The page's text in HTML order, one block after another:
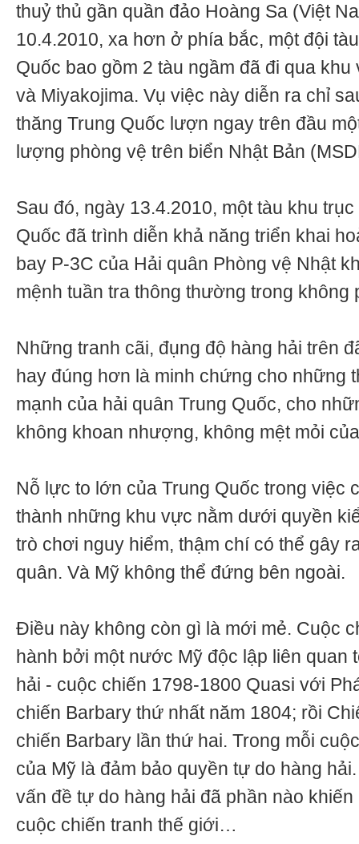
thuỷ thủ gần quần đảo Hoàng Sa (Việt
10.4.2010, xa hơn ở phía bắc, một đội
Quốc bao gồm 2 tàu ngầm đã đi qua
và Miyakojima. Vụ việc này diễn ra chỉ
thăng Trung Quốc lượn ngay trên đầu
lượng phòng vệ trên biển Nhật Bản
Sau đó, ngày 13.4.2010, một tàu khu
Quốc đã trình diễn khả năng triển khai
bay P-3C của Hải quân Phòng vệ Nhật
mệnh tuần tra thông thường trong không
Những tranh cãi, đụng độ hàng hải trên
hay đúng hơn là minh chứng cho những
mạnh của hải quân Trung Quốc, cho
không khoan nhượng, không mệt mỏi
Nỗ lực to lớn của Trung Quốc trong việc
thành những khu vực nằm dưới quyền
trò chơi nguy hiểm, thậm chí có thể gây
quân. Và Mỹ không thể đứng bên ngoài.
Điều này không còn gì là mới mẻ. Cuộc
hành bởi một nước Mỹ độc lập liên quan
hải - cuộc chiến 1798-1800 Quasi với
chiến Barbary thứ nhất năm 1804; rồi
chiến Barbary lần thứ hai. Trong mỗi
của Mỹ là đảm bảo quyền tự do hàng
vấn đề tự do hàng hải đã phần nào
cuộc chiến tranh thế giới…